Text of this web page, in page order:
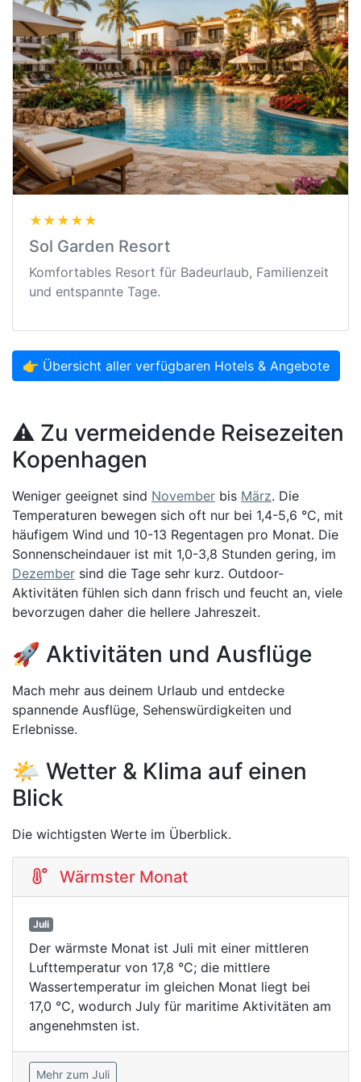
★★★★★
Sol Garden Resort
Komfortables Resort für Badeurlaub, Familienzeit
und entspannte Tage.
👉 Übersicht aller verfügbaren Hotels & Angebote
⚠️ Zu vermeidende Reisezeiten
Kopenhagen
Weniger geeignet sind November bis März. Die
Temperaturen bewegen sich oft nur bei 1,4-5,6 °C, mit
häufigem Wind und 10-13 Regentagen pro Monat. Die
Sonnenscheindauer ist mit 1,0-3,8 Stunden gering, im
Dezember sind die Tage sehr kurz. Outdoor-
Aktivitäten fühlen sich dann frisch und feucht an, viele
bevorzugen daher die hellere Jahreszeit.
🚀 Aktivitäten und Ausflüge
Mach mehr aus deinem Urlaub und entdecke
spannende Ausflüge, Sehenswürdigkeiten und
Erlebnisse.
🌤️ Wetter & Klima auf einen
Blick
Die wichtigsten Werte im Überblick.
Wärmster Monat
Juli
Der wärmste Monat ist Juli mit einer mittleren
Lufttemperatur von 17,8 °C; die mittlere
Wassertemperatur im gleichen Monat liegt bei
17,0 °C, wodurch July für maritime Aktivitäten am
angenehmsten ist.
Mehr zum Juli